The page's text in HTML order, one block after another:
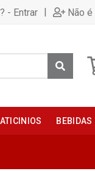
- Entrar | Não
BEBIDAS